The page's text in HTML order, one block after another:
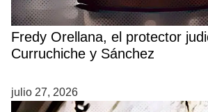
Fredy Orellana, el protector
Curruchiche y Sánchez
julio 27, 2026